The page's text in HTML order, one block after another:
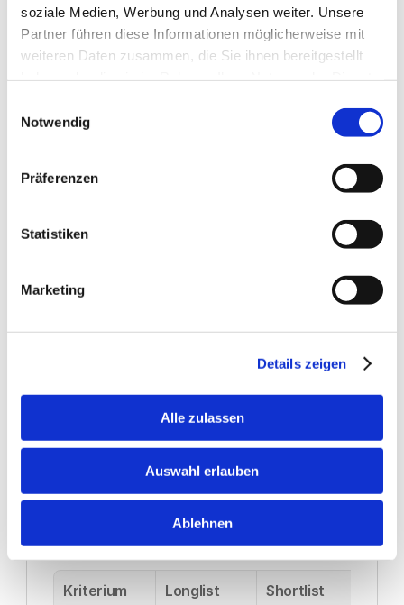
soziale Medien, Werbung und Analysen weiter. Unsere
Partner führen diese Informationen möglicherweise mit
weiteren Daten zusammen, die Sie ihnen bereitgestellt
Notwendig
Präferenzen
Statistiken
Marketing
Details zeigen
Alle zulassen
Auswahl erlauben
Ablehnen
Deal-Historie
Geografische Nähe oder internationale
2. Kandidaten automatisch filtern
Filterkriterien automatisch auf die gesamte
Das spart Zeit und sorgt dafür, dass die
relevanten Kandidaten ganz oben stehen.
definierten Kriterien übereinstimmen, bilden
die Shortlist. Diese Liste dient als
Entscheidungsgrundlage für die Ansprache.
Longlist vs. Shortlist im Überblick
Kriterium Longlist Shortlist